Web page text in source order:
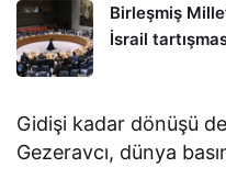
Birleşmiş
İsrail
Gidişi kadar dönüşü
Gezeravcı, dünya